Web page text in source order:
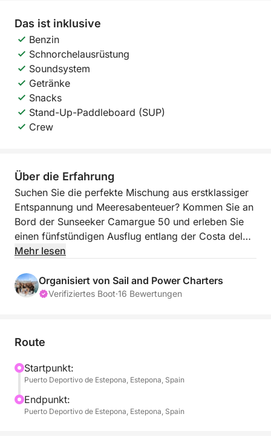
Das ist inklusive
Benzin
Schnorchelausrüstung
Soundsystem
Getränke
Snacks
Stand-Up-Paddleboard (SUP)
Crew
Über die Erfahrung
Suchen Sie die perfekte Mischung aus erstklassiger
Entspannung und Meeresabenteuer? Kommen Sie an
Bord der Sunseeker Camargue 50 und erleben Sie
einen fünfstündigen Ausflug entlang der Costa del
Sol – mit sonnenverwöhnter Fahrt, Ankerzeit und
gewöhnlichen Ausflug zu einem unvergesslichen Tag
machen.
die ruhigen Gewässer von Duquesa oder Sotogrande
Playlist und kostenlosen Getränken, während Sie an
einigen der schönsten Küstenlandschaften
vorbeifahren. Nach dem Ankern haben Sie vollen
Zugriff auf Paddleboards und Schnorchel oder
Mehr lesen
Organisiert von Sail and Power Charters
Verifiziertes Boot·16 Bewertungen
Route
Startpunkt:
Puerto Deportivo de Estepona, Estepona, Spain
Endpunkt:
Puerto Deportivo de Estepona, Estepona, Spain